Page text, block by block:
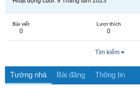
Bài viết
0
Lượt thích
0
Tìm kiếm
Tường nhà Bài đăng Thông tin